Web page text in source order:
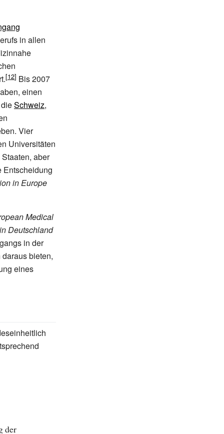
in allen
Bis 2007
einen
Schweiz,
Vier
Universitäten
aber
Entscheidung
in Europe
Medical
Deutschland
in der
bieten,
eines
der